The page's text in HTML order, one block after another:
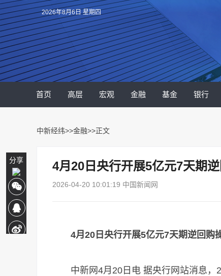
分享
2026年8月6日 星期四
首页 高层 宏观 金融 基金 银行
中新经纬>>金融>>正文
4月20日央行开展5亿元7天期
2026-04-20 10:01:19 中国新闻网
4月20日央行开展5亿元7天期逆回购
中新网4月20日电 据央行网站消息，